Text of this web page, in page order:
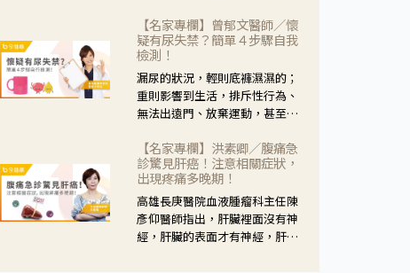
了，這時候就要使用菊花、金銀
花來治療；假如單純的眼睛乾
澀，結膜沒有紅，眼睛周圍沒有
眼屎，這種情況是屬於「陰
虛」，就可以使用枸杞、蓮藕、
麥門冬、山藥等比較滋潤的藥
特別注意用法用量，使用過多或
是浸泡太久，容易腐蝕蔬菜的纖
維，讓菜軟掉不清脆。
【名家專欄】曾郁文醫師／懷
疑有尿失禁？簡單４步驟自我
檢測！
漏尿的狀況，輕則底褲濕濕的；
重則影響到生活，排斥性行為、
無法出遠門、放棄運動，甚至怕
禁」的症狀，長期下來不敢與朋
友往來，低潮陰霾造成憂鬱症。
【名家專欄】洪素卿／腹痛急
診驚見肝癌！注意相關症狀，
出現疼痛多晚期！
高雄長庚醫院血液腫瘤科主任陳
彥仰醫師指出，肝臟裡面沒有神
經，肝臟的表面才有神經，肝臟